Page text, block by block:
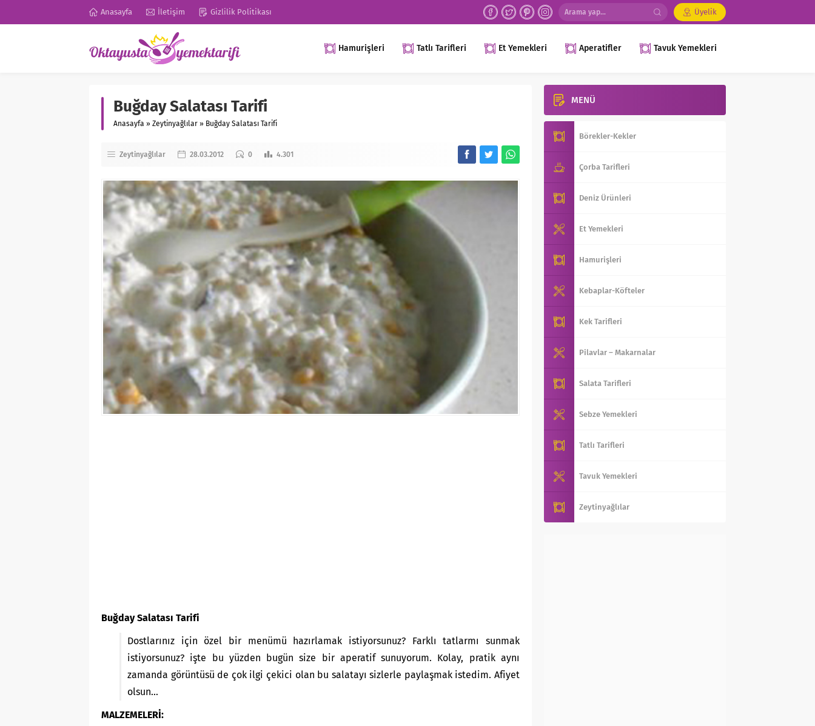
Anasayfa İletişim Gizlilik Politikası Üyelik
Hamurişleri Tatlı Tarifleri Et Yemekleri Aperatifler Tavuk Yemekleri
Buğday Salatası Tarifi
Anasayfa » Zeytinyağlılar » Buğday Salatası Tarifi
Zeytinyağlılar 28.03.2012 0 4.301
Buğday Salatası Tarifi
Dostlarınız için özel bir menümü hazırlamak istiyorsunuz? Farklı tatlarmı sunmak
istiyorsunuz? işte bu yüzden bugün size bir aperatif sunuyorum. Kolay, pratik aynı
zamanda görüntüsü de çok ilgi çekici olan bu salatayı sizlerle paylaşmak istedim. Afiyet
olsun…
MALZEMELERİ:
MENÜ
Börekler-Kekler
Çorba Tarifleri
Deniz Ürünleri
Et Yemekleri
Hamurişleri
Kebaplar-Köfteler
Kek Tarifleri
Pilavlar – Makarnalar
Salata Tarifleri
Sebze Yemekleri
Tatlı Tarifleri
Tavuk Yemekleri
Zeytinyağlılar